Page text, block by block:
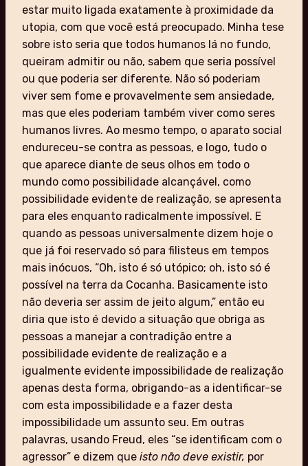
estar muito ligada exatamente à proximidade da
utopia, com que você está preocupado. Minha tese
sobre isto seria que todos humanos lá no fundo,
queiram admitir ou não, sabem que seria possível
ou que poderia ser diferente. Não só poderiam
viver sem fome e provavelmente sem ansiedade,
mas que eles poderiam também viver como seres
humanos livres. Ao mesmo tempo, o aparato social
endureceu-se contra as pessoas, e logo, tudo o
que aparece diante de seus olhos em todo o
mundo como possibilidade alcançável, como
possibilidade evidente de realização, se apresenta
para eles enquanto radicalmente impossível. E
quando as pessoas universalmente dizem hoje o
que já foi reservado só para filisteus em tempos
mais inócuos, “Oh, isto é só utópico; oh, isto só é
possível na terra da Cocanha. Basicamente isto
não deveria ser assim de jeito algum,” então eu
diria que isto é devido a situação que obriga as
pessoas a manejar a contradição entre a
possibilidade evidente de realização e a
igualmente evidente impossibilidade de realização
apenas desta forma, obrigando-as a identificar-se
com esta impossibilidade e a fazer desta
impossibilidade um assunto seu. Em outras
palavras, usando Freud, eles “se identificam com o
agressor” e dizem que isto não deve existir, por